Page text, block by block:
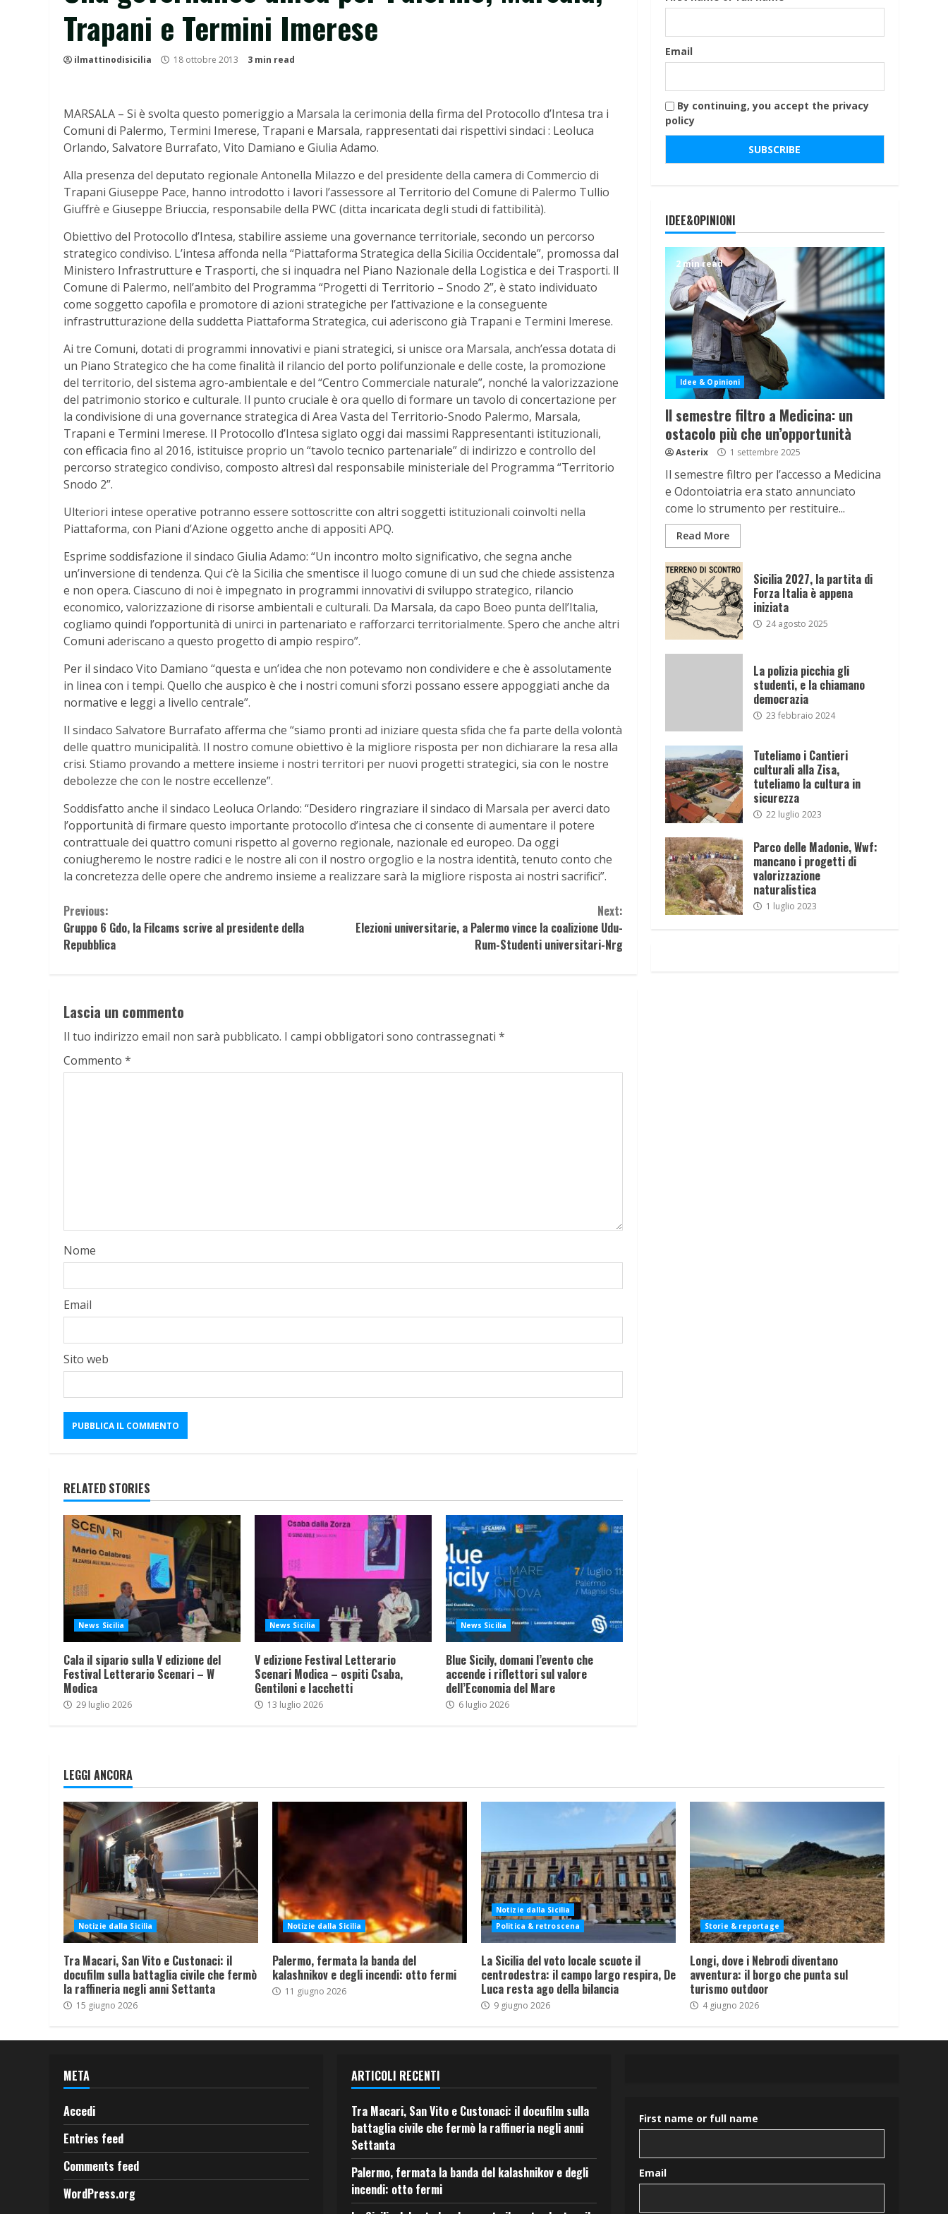
Trapani e Termini Imerese
ilmattinodisicilia 18 ottobre 2013 3 min read
MARSALA – Si è svolta questo pomeriggio a Marsala la cerimonia della firma del Protocollo d’Intesa tra i
Comuni di Palermo, Termini Imerese, Trapani e Marsala, rappresentati dai rispettivi sindaci : Leoluca
Orlando, Salvatore Burrafato, Vito Damiano e Giulia Adamo.
Alla presenza del deputato regionale Antonella Milazzo e del presidente della camera di Commercio di
Trapani Giuseppe Pace, hanno introdotto i lavori l’assessore al Territorio del Comune di Palermo Tullio
Giuffrè e Giuseppe Briuccia, responsabile della PWC (ditta incaricata degli studi di fattibilità).
Obiettivo del Protocollo d’Intesa, stabilire assieme una governance territoriale, secondo un percorso
strategico condiviso. L’intesa affonda nella “Piattaforma Strategica della Sicilia Occidentale”, promossa dal
Ministero Infrastrutture e Trasporti, che si inquadra nel Piano Nazionale della Logistica e dei Trasporti. ll
Comune di Palermo, nell’ambito del Programma “Progetti di Territorio – Snodo 2”, è stato individuato
come soggetto capofila e promotore di azioni strategiche per l’attivazione e la conseguente
infrastrutturazione della suddetta Piattaforma Strategica, cui aderiscono già Trapani e Termini lmerese.
Ai tre Comuni, dotati di programmi innovativi e piani strategici, si unisce ora Marsala, anch’essa dotata di
un Piano Strategico che ha come finalità il rilancio del porto polifunzionale e delle coste, la promozione
del territorio, del sistema agro-ambientale e del “Centro Commerciale naturale”, nonché la valorizzazione
del patrimonio storico e culturale. Il punto cruciale è ora quello di formare un tavolo di concertazione per
la condivisione di una governance strategica di Area Vasta del Territorio-Snodo Palermo, Marsala,
Trapani e Termini Imerese. Il Protocollo d’Intesa siglato oggi dai massimi Rappresentanti istituzionali,
con efficacia fino al 2016, istituisce proprio un “tavolo tecnico partenariale” di indirizzo e controllo del
percorso strategico condiviso, composto altresì dal responsabile ministeriale del Programma “Territorio
Snodo 2”.
Ulteriori intese operative potranno essere sottoscritte con altri soggetti istituzionali coinvolti nella
Piattaforma, con Piani d’Azione oggetto anche di appositi APQ.
Esprime soddisfazione il sindaco Giulia Adamo: “Un incontro molto significativo, che segna anche
un’inversione di tendenza. Qui c’è la Sicilia che smentisce il luogo comune di un sud che chiede assistenza
e non opera. Ciascuno di noi è impegnato in programmi innovativi di sviluppo strategico, rilancio
economico, valorizzazione di risorse ambientali e culturali. Da Marsala, da capo Boeo punta dell’Italia,
cogliamo quindi l’opportunità di unirci in partenariato e rafforzarci territorialmente. Spero che anche altri
Comuni aderiscano a questo progetto di ampio respiro”.
Per il sindaco Vito Damiano “questa e un’idea che non potevamo non condividere e che è assolutamente
in linea con i tempi. Quello che auspico è che i nostri comuni sforzi possano essere appoggiati anche da
normative e leggi a livello centrale”.
Il sindaco Salvatore Burrafato afferma che “siamo pronti ad iniziare questa sfida che fa parte della volontà
delle quattro municipalità. Il nostro comune obiettivo è la migliore risposta per non dichiarare la resa alla
crisi. Stiamo provando a mettere insieme i nostri territori per nuovi progetti strategici, sia con le nostre
debolezze che con le nostre eccellenze”.
Soddisfatto anche il sindaco Leoluca Orlando: “Desidero ringraziare il sindaco di Marsala per averci dato
l’opportunità di firmare questo importante protocollo d’intesa che ci consente di aumentare il potere
contrattuale dei quattro comuni rispetto al governo regionale, nazionale ed europeo. Da oggi
coniugheremo le nostre radici e le nostre ali con il nostro orgoglio e la nostra identità, tenuto conto che
la concretezza delle opere che andremo insieme a realizzare sarà la migliore risposta ai nostri sacrifici”.
Continue
Reading
Previous:
Gruppo 6 Gdo, la Filcams scrive al presidente della
Repubblica
Next:
Elezioni universitarie, a Palermo vince la coalizione Udu-
Rum-Studenti universitari-Nrg
Lascia un commento
Il tuo indirizzo email non sarà pubblicato. I campi obbligatori sono contrassegnati *
Commento *
Nome
Email
Sito web
RELATED STORIES
News Sicilia
Cala il sipario sulla V edizione del
Festival Letterario Scenari – W
Modica
29 luglio 2026
News Sicilia
V edizione Festival Letterario
Scenari Modica – ospiti Csaba,
Gentiloni e Iacchetti
13 luglio 2026
News Sicilia
Blue Sicily, domani l’evento che
accende i riflettori sul valore
dell’Economia del Mare
6 luglio 2026
Email
By continuing, you accept the privacy
policy
IDEE&OPINIONI
2 min read
Idee & Opinioni
Il semestre filtro a Medicina: un
ostacolo più che un’opportunità
Asterix 1 settembre 2025
Il semestre filtro per l’accesso a Medicina
e Odontoiatria era stato annunciato
come lo strumento per restituire...
Read More
Sicilia 2027, la partita di
Forza Italia è appena
iniziata
24 agosto 2025
La polizia picchia gli
studenti, e la chiamano
democrazia
23 febbraio 2024
Tuteliamo i Cantieri
culturali alla Zisa,
tuteliamo la cultura in
sicurezza
22 luglio 2023
Parco delle Madonie, Wwf:
mancano i progetti di
valorizzazione
naturalistica
1 luglio 2023
LEGGI ANCORA
Notizie dalla Sicilia
Tra Macari, San Vito e Custonaci: il
docufilm sulla battaglia civile che fermò
la raffineria negli anni Settanta
15 giugno 2026
Notizie dalla Sicilia
Palermo, fermata la banda del
kalashnikov e degli incendi: otto fermi
11 giugno 2026
Notizie dalla Sicilia
Politica & retroscena
La Sicilia del voto locale scuote il
centrodestra: il campo largo respira, De
Luca resta ago della bilancia
9 giugno 2026
Storie & reportage
Longi, dove i Nebrodi diventano
avventura: il borgo che punta sul
turismo outdoor
4 giugno 2026
META
Accedi
Entries feed
Comments feed
WordPress.org
ARTICOLI RECENTI
Tra Macari, San Vito e Custonaci: il docufilm sulla
battaglia civile che fermò la raffineria negli anni
Settanta
Palermo, fermata la banda del kalashnikov e degli
incendi: otto fermi
First name or full name
Email